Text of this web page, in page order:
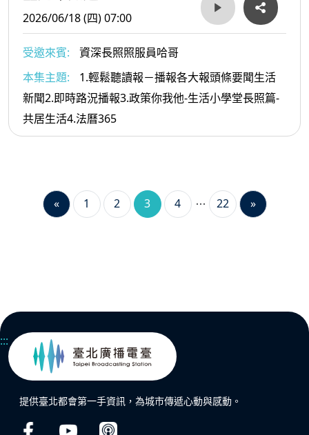
2026/06/18 (四) 07:00
受邀來賓:
資深長照照服員哈哥
本集主題:
1.輕鬆聽讀報－播報各大報頭條要聞生活
新聞2.即時路況播報3.政策你我他-生活小學堂長照篇-
共居生活4.法曆365
« 1 2 3 4 22 »
:::
提供臺北都會第一手資訊，為城市傳遞心動與感動。